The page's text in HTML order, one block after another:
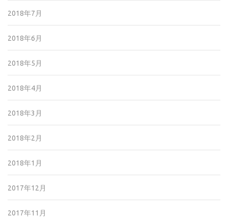
2018年7月
2018年6月
2018年5月
2018年4月
2018年3月
2018年2月
2018年1月
2017年12月
2017年11月